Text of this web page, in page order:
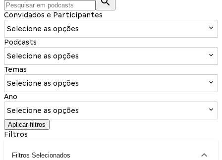
Convidados e Participantes
Selecione as opções
Podcasts
Selecione as opções
Temas
Selecione as opções
Ano
Selecione as opções
Aplicar filtros
Filtros
Filtros Selecionados